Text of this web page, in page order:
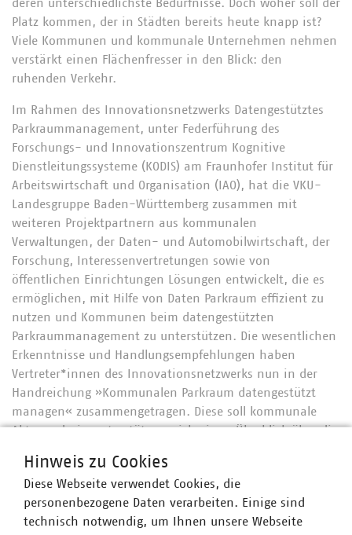
deren unterschiedlichste Bedürfnisse. Doch woher soll der
Platz kommen, der in Städten bereits heute knapp ist?
Viele Kommunen und kommunale Unternehmen nehmen
verstärkt einen Flächenfresser in den Blick: den
ruhenden Verkehr.
Im Rahmen des Innovationsnetzwerks Datengestütztes
Parkraummanagement, unter Federführung des
Forschungs- und Innovationszentrum Kognitive
Dienstleitungssysteme (KODIS) am Fraunhofer Institut für
Arbeitswirtschaft und Organisation (IAO), hat die VKU-
Landesgruppe Baden-Württemberg zusammen mit
weiteren Projektpartnern aus kommunalen
Verwaltungen, der Daten- und Automobilwirtschaft, der
Forschung, Interessenvertretungen sowie von
öffentlichen Einrichtungen Lösungen entwickelt, die es
ermöglichen, mit Hilfe von Daten Parkraum effizient zu
nutzen und Kommunen beim datengestützten
Parkraummanagement zu unterstützen. Die wesentlichen
Erkenntnisse und Handlungsempfehlungen haben
Vertreter*innen des Innovationsnetzwerks nun in der
Handreichung »Kommunalen Parkraum datengestützt
managen« zusammengetragen. Diese soll kommunale
Akteure darin unterstützen, sich einen Überblick über die
einem datengestützten Parkraummanagement zu
verschaffen.
Hier können Sie sich die Publikation "Kommunalen
Hinweis zu Cookies
Diese Webseite verwendet Cookies, die
personenbezogene Daten verarbeiten. Einige sind
technisch notwendig, um Ihnen unsere Webseite